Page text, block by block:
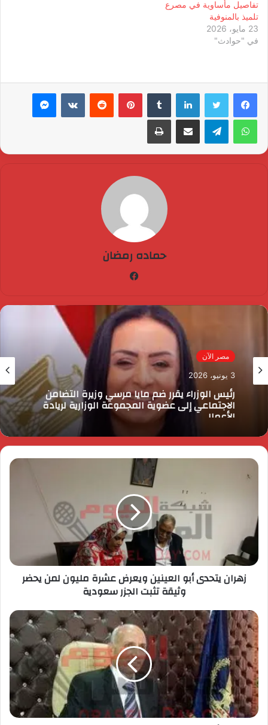
تفاصيل مأساوية في مصرع
تلميذ بالمنوفية
23 مايو، 2026
في "حوادث"
لينكدإن بينتيريست ماسنجر
واتساب تيلقرام مشاركة عبر البريد طباعة
حماده رمضان
مصر الآن
3 يونيو، 2026
رئيس الوزراء يقرر ضم مايا مرسي وزيرة التضامن
الاجتماعي إلى عضوية المجموعة الوزارية لريادة
الأعمال
زهران يتحدى أبو العينين ويعرض عشرة مليون لمن يحضر
وثيقة تثبت الجزر سعودية